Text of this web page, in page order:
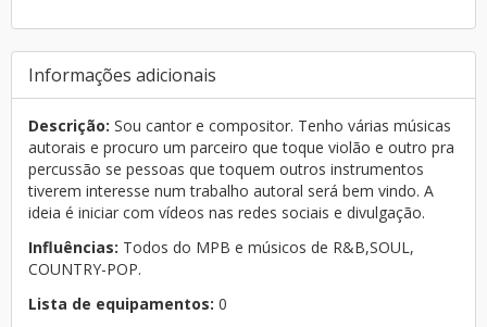
Informações adicionais
Descrição: Sou cantor e compositor. Tenho várias músicas
autorais e procuro um parceiro que toque violão e outro pra
percussão se pessoas que toquem outros instrumentos
tiverem interesse num trabalho autoral será bem vindo. A
ideia é iniciar com vídeos nas redes sociais e divulgação.
Influências: Todos do MPB e músicos de R&B,SOUL,
COUNTRY-POP.
Lista de equipamentos: 0